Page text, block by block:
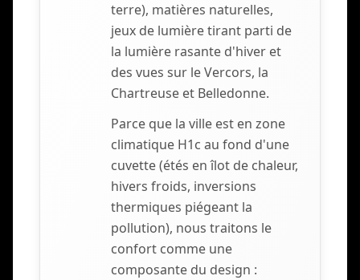
terre), matières naturelles,
jeux de lumière tirant parti de
la lumière rasante d'hiver et
des vues sur le Vercors, la
Chartreuse et Belledonne.
Parce que la ville est en zone
climatique H1c au fond d'une
cuvette (étés en îlot de chaleur,
hivers froids, inversions
thermiques piégeant la
pollution), nous traitons le
confort comme une
composante du design :